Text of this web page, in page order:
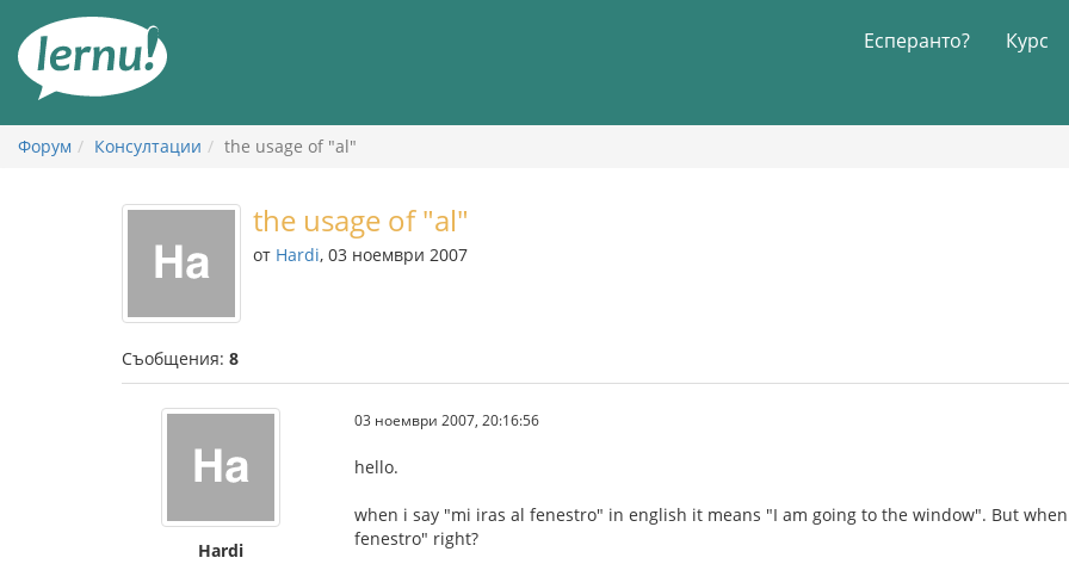
съдържанието
Есперанто? Курс
Форум Консултации the usage of "al"
the usage of "al"
от Hardi, 03 ноември 2007
Съобщения: 8
Hardi
03 ноември 2007, 20:16:56
hello.
when i say "mi iras al fenestro" in english it means "I am going to the window". But
fenestro" right?